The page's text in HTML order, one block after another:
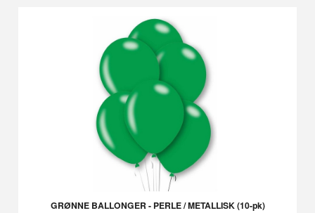
GRØNNE BALLONGER - PERLE / METALLISK (10-pk)